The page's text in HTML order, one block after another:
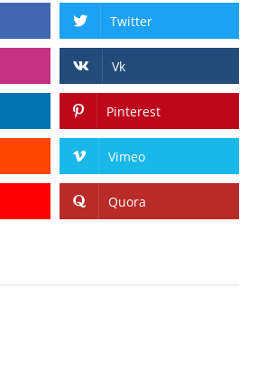
Twitter
Vk
Pinterest
Vimeo
Quora